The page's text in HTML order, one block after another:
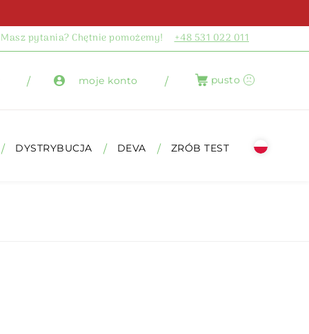
Masz pytania? Chętnie pomożemy! +48 531 022 011
moje konto pusto
DYSTRYBUCJA DEVA ZRÓB TEST